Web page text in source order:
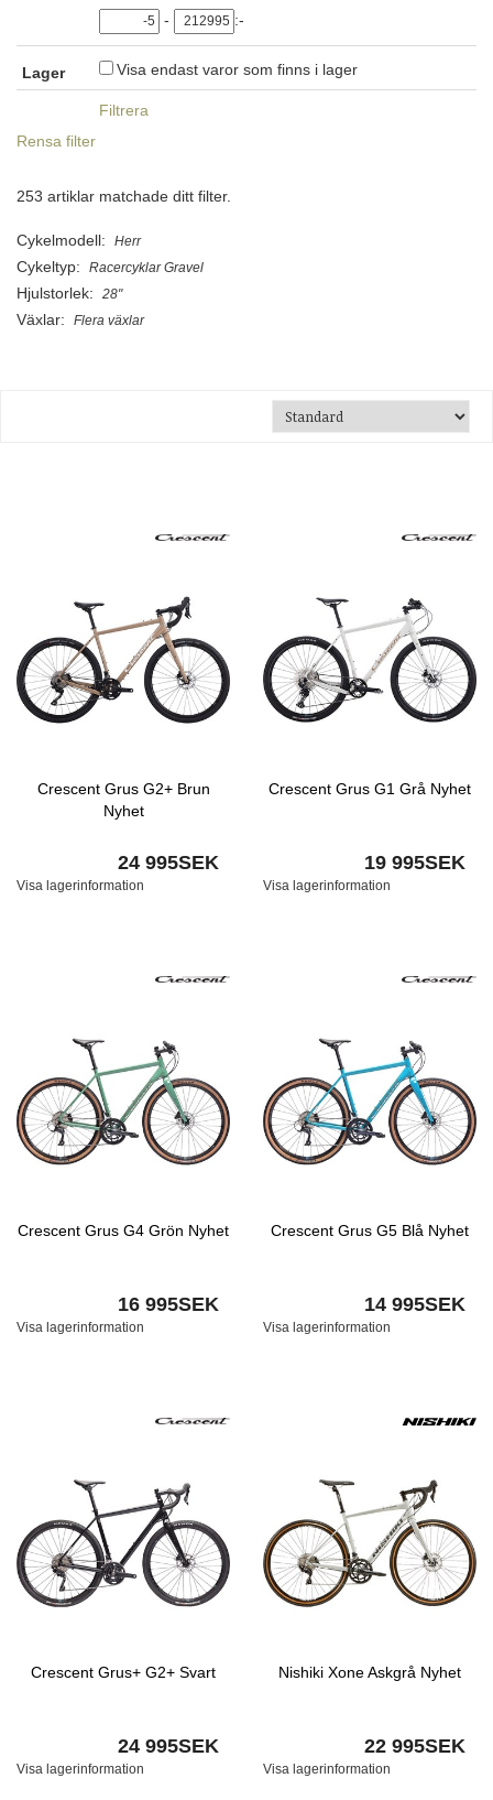
-
:-
Lager Visa endast varor som finns i lager
Filtrera
Rensa filter
253 artiklar matchade ditt filter.
Cykelmodell: Herr
Cykeltyp: Racercyklar Gravel
Hjulstorlek: 28"
Växlar: Flera växlar
Crescent Grus G2+ Brun
Nyhet
24 995SEK
Visa lagerinformation
Crescent Grus G1 Grå Nyhet
19 995SEK
Visa lagerinformation
Crescent Grus G4 Grön Nyhet
16 995SEK
Visa lagerinformation
Crescent Grus G5 Blå Nyhet
14 995SEK
Visa lagerinformation
Crescent Grus+ G2+ Svart
24 995SEK
Visa lagerinformation
Nishiki Xone Askgrå Nyhet
22 995SEK
Visa lagerinformation